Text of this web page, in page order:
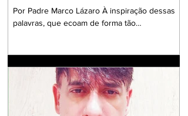
Por Padre Marco Lázaro À inspiração dessas
palavras, que ecoam de forma tão
debate eleitoral , impõe que seja aberto um
exaustivo debate sobre a parcela tão
necessitada de assistência e visibilidade
quanto às pessoas das comunidades